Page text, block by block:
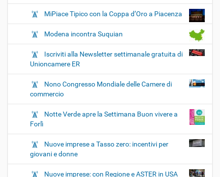
MiPiace Tipico con la Coppa d’Oro a Piacenza
Modena incontra Suquian
Iscriviti alla Newsletter settimanale gratuita di
Unioncamere ER
Nono Congresso Mondiale delle Camere di
commercio
Notte Verde apre la Settimana Buon vivere a
Forlì
Nuove imprese a Tasso zero: incentivi per
giovani e donne
Nuove imprese: con Regione e ASTER in USA